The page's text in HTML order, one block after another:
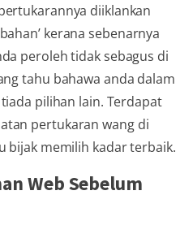
diiklankan
kerana sebenarnya
peroleh tidak sebagus di
tahu bahawa anda dalam
pilihan lain. Terdapat
pertukaran wang di
bijak memilih kadar terbaik.
Web Sebelum